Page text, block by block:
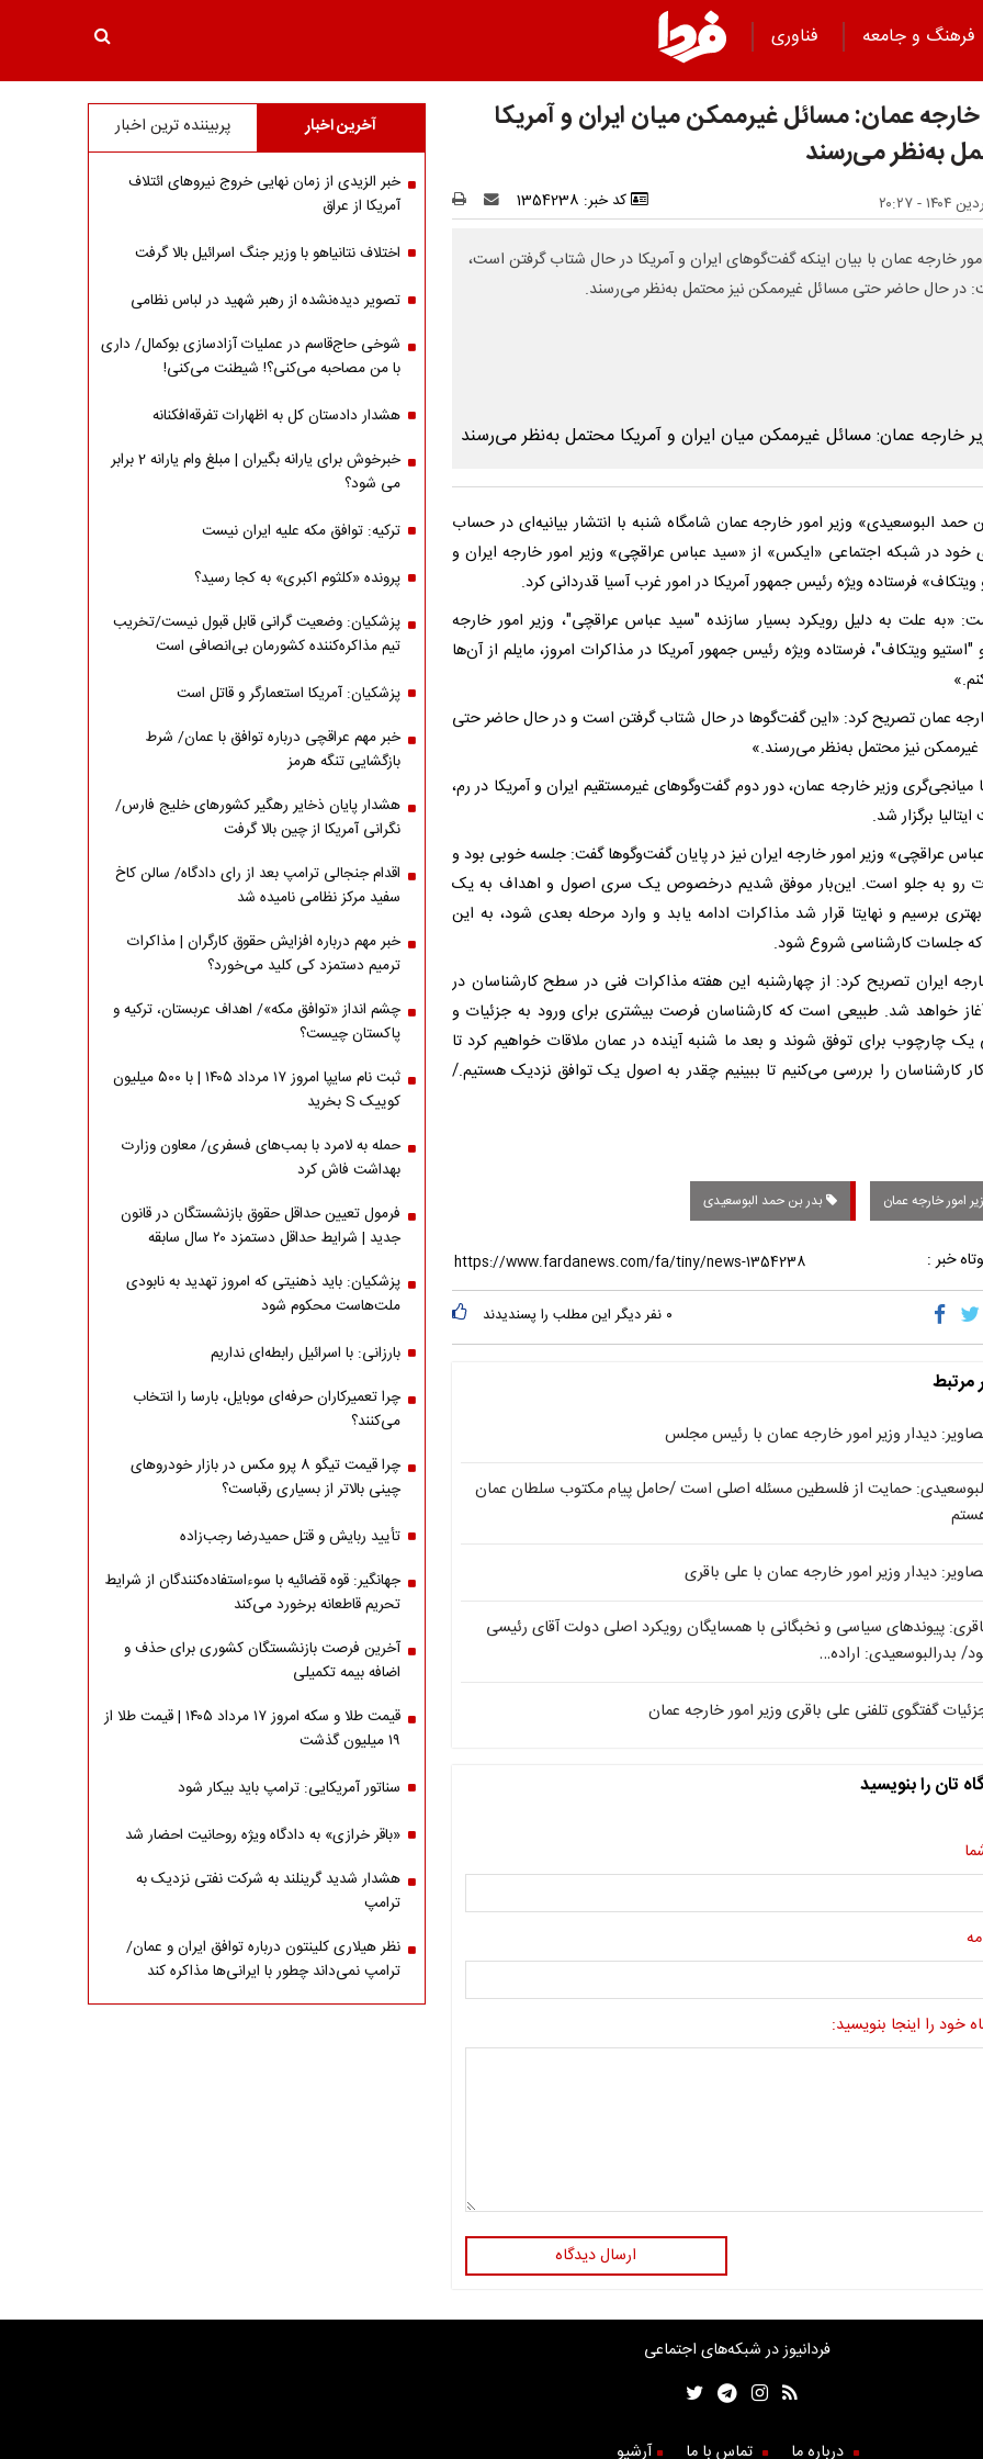
فرهنگ و جامعه
فناوری
خارجه عمان: مسائل غیرممکن میان ایران و آمریکا
به‌نظر می‌رسند
کد خبر: 1354238
خارجه عمان با بیان اینکه گفت‌گوهای ایران و آمریکا در حال شتاب گرفتن است،
در حال حاضر حتی مسائل غیرممکن نیز محتمل به‌نظر می‌رسند.
حمد البوسعیدی» وزیر امور خارجه عمان شامگاه شنبه با انتشار بیانیه‌ای در حساب
خود در شبکه اجتماعی «ایکس» از «سید عباس عراقچی» وزیر امور خارجه ایران و
ویتکاف» فرستاده ویژه رئیس جمهور آمریکا در امور غرب آسیا قدردانی کرد.
«به علت به دلیل رویکرد بسیار سازنده "سید عباس عراقچی"، وزیر امور خارجه
"استیو ویتکاف"، فرستاده ویژه رئیس جمهور آمریکا در مذاکرات امروز، مایلم از آن‌ها
عمان تصریح کرد: «این گفت‌گوها در حال شتاب گرفتن است و در حال حاضر حتی
نیز محتمل به‌نظر می‌رسند.»
میانجی‌گری وزیر خارجه عمان، دور دوم گفت‌وگوهای غیرمستقیم ایران و آمریکا در رم،
برگزار شد.
عراقچی» وزیر امور خارجه ایران نیز در پایان گفت‌وگوها گفت: جلسه خوبی بود و
رو به جلو است. این‌بار موفق شدیم درخصوص یک سری اصول و اهداف به یک
برسیم و نهایتا قرار شد مذاکرات ادامه یابد و وارد مرحله بعدی شود، به این
جلسات کارشناسی شروع شود.
ایران تصریح کرد: از چهارشنبه این هفته مذاکرات فنی در سطح کارشناسان در
خواهد شد. طبیعی است که کارشناسان فرصت بیشتری برای ورود به جزئیات و
چارچوب برای توفق شوند و بعد ما شنبه آینده در عمان ملاقات خواهیم کرد تا
کارشناسان را بررسی می‌کنیم تا ببینیم چقدر به اصول یک توافق نزدیک هستیم./
امور خارجه عمان بدر بن حمد البوسعیدی
خبر :
۰ نفر دیگر این مطلب را پسندیدند
مرتبط
دیدار وزیر امور خارجه عمان با رئیس مجلس
حمایت از فلسطین مسئله اصلی است /حامل پیام مکتوب سلطان عمان
دیدار وزیر امور خارجه عمان با علی باقری
پیوندهای سیاسی و نخبگانی با همسایگان رویکرد اصلی دولت آقای رئیسی
بدرالبوسعیدی: اراده…
گفتگوی تلفنی علی باقری وزیر امور خارجه عمان
تان را بنویسید
خود را اینجا بنویسید:
ارسال دیدگاه
آخرین اخبار پربیننده ترین اخبار
خبر الزیدی از زمان نهایی خروج نیروهای ائتلاف
آمریکا از عراق
اختلاف نتانیاهو با وزیر جنگ اسرائیل بالا گرفت
تصویر دیده‌نشده از رهبر شهید در لباس نظامی
شوخی حاج‌قاسم در عملیات آزادسازی بوکمال/ داری
با من مصاحبه‌ می‌کنی؟! شیطنت می‌کنی!
هشدار دادستان کل به اظهارات تفرقه‌افکنانه
خبرخوش برای یارانه بگیران | مبلغ وام یارانه 2 برابر
می شود؟
ترکیه: توافق مکه علیه ایران نیست
پرونده «کلثوم اکبری» به کجا رسید؟
پزشکیان: وضعیت گرانی قابل قبول نیست/تخریب
تیم مذاکره‌کننده کشورمان بی‌انصافی است
پزشکیان: آمریکا استعمارگر و قاتل است
خبر مهم عراقچی درباره توافق با عمان/ شرط
بازگشایی تنگه هرمز
هشدار پایان ذخایر رهگیر کشورهای خلیج فارس/
نگرانی آمریکا از چین بالا گرفت
اقدام جنجالی ترامپ بعد از رای دادگاه/ سالن کاخ
سفید مرکز نظامی نامیده شد
خبر مهم درباره افزایش حقوق کارگران | مذاکرات
ترمیم دستمزد کی کلید می‌خورد؟
چشم انداز «توافق مکه»/ اهداف عربستان، ترکیه و
پاکستان چیست؟
ثبت نام سایپا امروز ۱۷ مرداد ۱۴۰۵ | با ۵۰۰ میلیون
کوییک S بخرید
حمله به لامرد با بمب‌های فسفری/ معاون وزارت
بهداشت فاش کرد
فرمول تعیین حداقل حقوق بازنشستگان در قانون
جدید | شرایط حداقل دستمزد ۲۰ سال سابقه
پزشکیان: باید ذهنیتی که امروز تهدید به نابودی
ملت‌هاست محکوم شود
بارزانی: با اسرائیل رابطه‌ای نداریم
چرا تعمیرکاران حرفه‌ای موبایل، بارسا را انتخاب
می‌کنند؟
چرا قیمت تیگو 8 پرو مکس در بازار خودروهای
چینی بالاتر از بسیاری رقباست؟
تأیید ربایش و قتل حمیدرضا رجب‌زاده
جهانگیر: قوه قضائیه با سوءاستفاده‌کنندگان از شرایط
تحریم قاطعانه برخورد می‌کند
آخرین فرصت بازنشستگان کشوری برای حذف و
اضافه بیمه تکمیلی
قیمت طلا و سکه امروز ۱۷ مرداد ۱۴۰۵ | قیمت طلا از
۱۹ میلیون گذشت
سناتور آمریکایی: ترامپ باید بیکار شود
«باقر خرازی» به دادگاه ویژه روحانیت احضار شد
هشدار شدید گرینلند به شرکت نفتی نزدیک به
ترامپ
نظر هیلاری کلینتون درباره توافق ایران و عمان/
ترامپ نمی‌داند چطور با ایرانی‌ها مذاکره کند
فردانیوز در شبکه‌های اجتماعی
درباره ما تماس با ما آرشیو